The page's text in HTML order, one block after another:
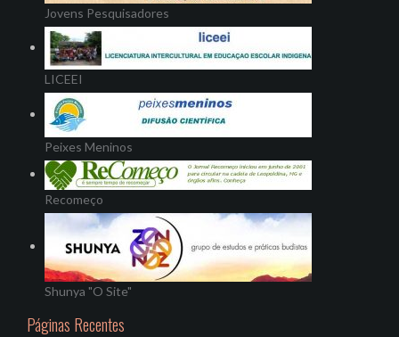
Jovens Pesquisadores
LICEEI
Peixes Meninos
Recomeço
Shunya "O Site"
Páginas Recentes